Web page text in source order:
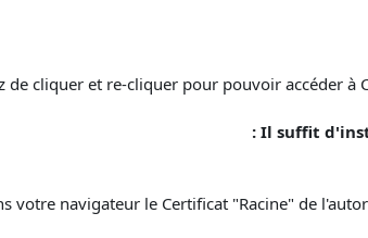
de cliquer et re-cliquer pour pouvoir accéder
Il suffit
votre navigateur le Certificat "Racine" de